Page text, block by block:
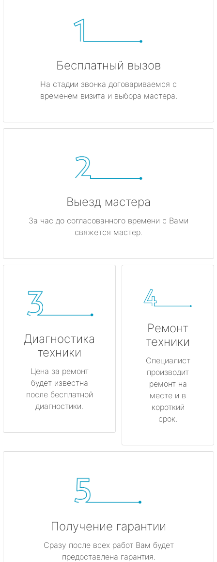
Бесплатный вызов
На стадии звонка договариваемся с
временем визита и выбора мастера.
Выезд мастера
За час до согласованного времени с Вами
свяжется мастер.
Диагностика
техники
Цена за ремонт
будет известна
после бесплатной
диагностики.
Ремонт
техники
Специалист
производит
ремонт на
месте и в
короткий
срок.
Получение гарантии
Сразу после всех работ Вам будет
предоставлена гарантия.